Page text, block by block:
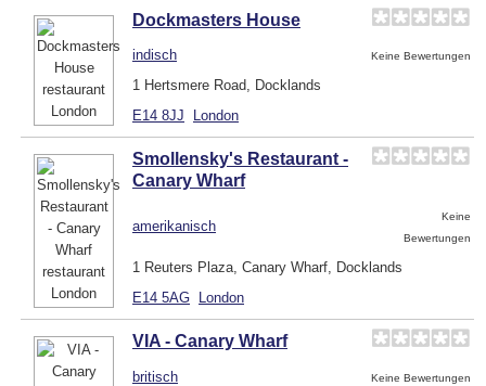
Dockmasters House
indisch Keine Bewertungen
1 Hertsmere Road, Docklands
E14 8JJ
London
Smollensky's Restaurant -
Canary Wharf
amerikanisch
Keine
Bewertungen
1 Reuters Plaza, Canary Wharf, Docklands
E14 5AG London
VIA - Canary Wharf
britisch Keine Bewertungen